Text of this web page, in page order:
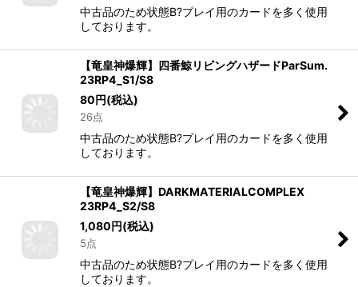
中古品のため状態B?プレイ用のカードを多く使用
しております。
【竜皇神爆輝】四番鯨リビングハザードParSum.
23RP4_S1/S8
80円(税込)
26点
中古品のため状態B?プレイ用のカードを多く使用
しております。
【竜皇神爆輝】DARKMATERIALCOMPLEX
23RP4_S2/S8
1,080円(税込)
5点
中古品のため状態B?プレイ用のカードを多く使用
しております。